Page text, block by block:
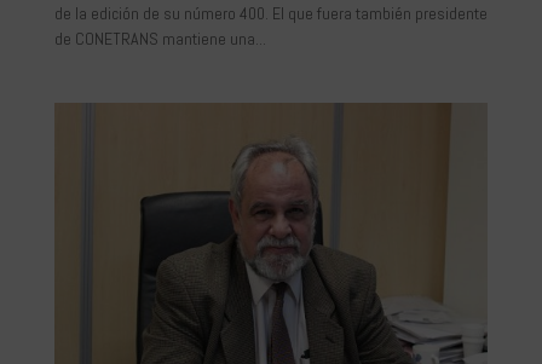
de la edición de su número 400. El que fuera también presidente
de CONETRANS mantiene una...